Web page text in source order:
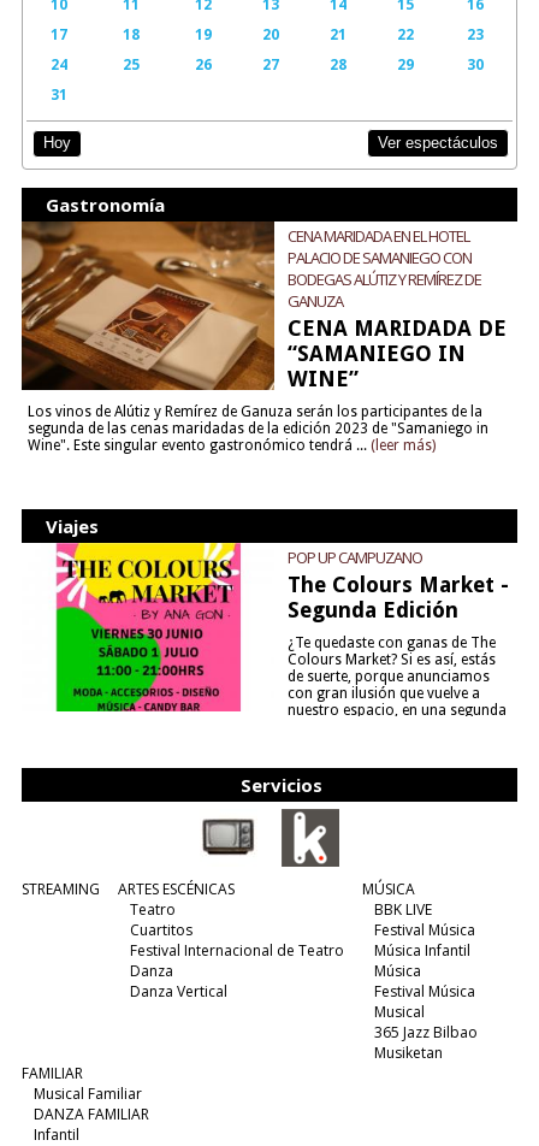
10
11 12 13 14 15
16
17
18 19 20 21 22
23
24
25 26 27 28 29
30
31
Hoy Ver espectáculos
Gastronomía
CENA MARIDADA EN EL HOTEL
PALACIO DE SAMANIEGO CON
BODEGAS ALÚTIZ Y REMÍREZ DE
GANUZA
CENA MARIDADA DE
“SAMANIEGO IN
WINE”
Los vinos de Alútiz y Remírez de Ganuza serán los participantes de la
segunda de las cenas maridadas de la edición 2023 de "Samaniego in
Wine". Este singular evento gastronómico tendrá ... (leer más)
Viajes
POP UP CAMPUZANO
The Colours Market -
Segunda Edición
¿Te quedaste con ganas de The
Colours Market? Si es así, estás
de suerte, porque anunciamos
con gran ilusión que vuelve a
nuestro espacio, en una segunda
Servicios
STREAMING
ARTES ESCÉNICAS
Teatro
Cuartitos
Festival Internacional de Teatro
Danza
Danza Vertical
MÚSICA
BBK LIVE
Festival Música
Música Infantil
Música
Festival Música
Musical
365 Jazz Bilbao
Musiketan
FAMILIAR
Musical Familiar
DANZA FAMILIAR
Infantil